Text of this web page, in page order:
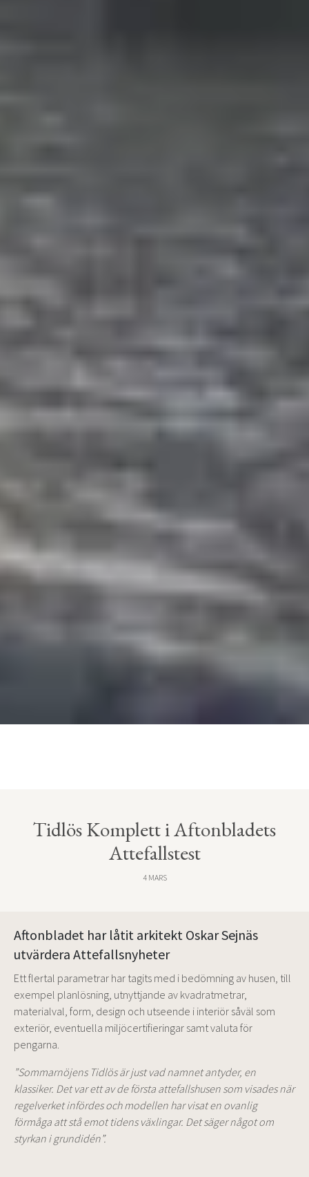
Tidlös Komplett i Aftonbladets
Attefallstest
4 MARS
Aftonbladet har låtit arkitekt Oskar Sejnäs
utvärdera Attefallsnyheter
Ett flertal parametrar har tagits med i bedömning av husen, till
exempel planlösning, utnyttjande av kvadratmetrar,
materialval, form, design och utseende i interiör såväl som
exteriör, eventuella miljöcertifieringar samt valuta för
pengarna.
”Sommarnöjens Tidlös är just vad namnet antyder, en
klassiker. Det var ett av de första attefallshusen som visades när
regelverket infördes och modellen har visat en ovanlig
förmåga att stå emot tidens växlingar. Det säger något om
styrkan i grundidén”.